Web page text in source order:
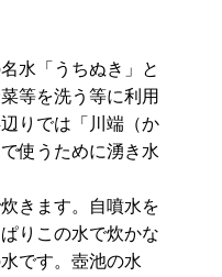
水「うちぬき」と
等を洗う等に利用
りでは「川端（か
使うために湧き水
きます。自噴水を
りこの水で炊かな
です。壺池の水